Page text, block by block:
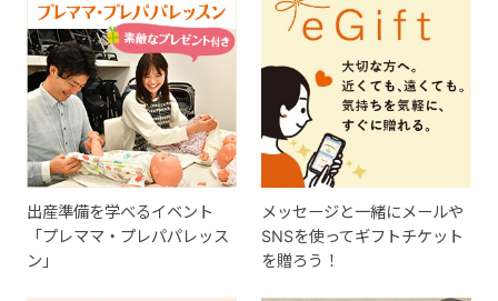
出産準備を学べるイベント
「プレママ・プレパパレッス
ン」
メッセージと一緒にメールや
SNSを使ってギフトチケット
を贈ろう！